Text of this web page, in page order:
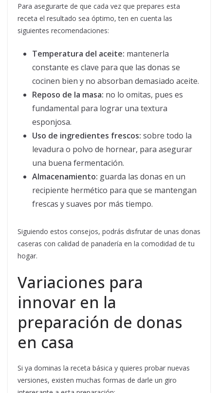
Para asegurarte de que cada vez que prepares esta
receta el resultado sea óptimo, ten en cuenta las
siguientes recomendaciones:
Temperatura del aceite: mantenerla
constante es clave para que las donas se
cocinen bien y no absorban demasiado aceite.
Reposo de la masa: no lo omitas, pues es
fundamental para lograr una textura
esponjosa.
Uso de ingredientes frescos: sobre todo la
levadura o polvo de hornear, para asegurar
una buena fermentación.
Almacenamiento: guarda las donas en un
recipiente hermético para que se mantengan
frescas y suaves por más tiempo.
Siguiendo estos consejos, podrás disfrutar de unas donas
caseras con calidad de panadería en la comodidad de tu
hogar.
Variaciones para
innovar en la
preparación de donas
en casa
Si ya dominas la receta básica y quieres probar nuevas
versiones, existen muchas formas de darle un giro